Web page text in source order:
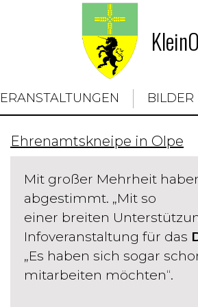
BILDER
Ehrenamtskneipe in Olpe
Mit großer Mehrheit
abgestimmt. „Mit so
einer breiten
Infoveranstaltung für das
„Es haben sich sogar
mitarbeiten möchten“.